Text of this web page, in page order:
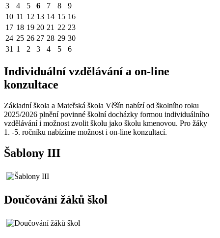
3
4 5 6 7 8
9
10 11 12 13 14 15 16
17 18 19 20 21 22 23
24 25 26 27 28 29 30
31 1 2 3 4 5 6
Individuální vzdělávání a on-line
konzultace
Základní škola a Mateřská škola Věšín nabízí od školního roku
2025/2026 plnění povinné školní docházky formou individuálního
vzdělávání i možnost zvolit školu jako školu kmenovou. Pro žáky
1. -5. ročníku nabízíme možnost i on-line konzultací.
Šablony III
Doučování žáků škol